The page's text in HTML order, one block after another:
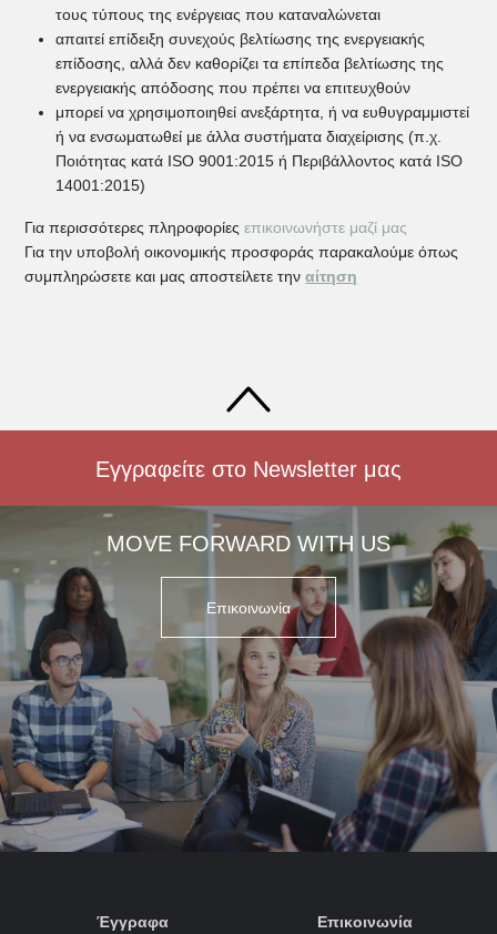
τους τύπους της ενέργειας που καταναλώνεται
απαιτεί επίδειξη συνεχούς βελτίωσης της ενεργειακής
επίδοσης, αλλά δεν καθορίζει τα επίπεδα βελτίωσης της
ενεργειακής απόδοσης που πρέπει να επιτευχθούν
μπορεί να χρησιμοποιηθεί ανεξάρτητα, ή να ευθυγραμμιστεί
ή να ενσωματωθεί με άλλα συστήματα διαχείρισης (π.χ.
Ποιότητας κατά ISO 9001:2015 ή Περιβάλλοντος κατά ISO
14001:2015)
Για περισσότερες πληροφορίεςεπικοινωνήστε μαζί μας
Για την υποβολή οικονομικής προσφοράς παρακαλούμε όπως
συμπληρώσετε και μας αποστείλετε τηναίτηση
Εγγραφείτε στο Newsletter μας
MOVE FORWARD WITH US
Επικοινωνία
Έγγραφα Επικοινωνία